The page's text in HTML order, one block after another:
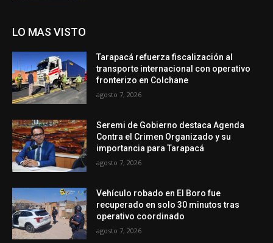
LO MAS VISTO
Tarapacá refuerza fiscalización al
transporte internacional con operativo
fronterizo en Colchane
agosto 7, 2026
Seremi de Gobierno destaca Agenda
Contra el Crimen Organizado y su
importancia para Tarapacá
agosto 7, 2026
Vehículo robado en El Boro fue
recuperado en solo 30 minutos tras
operativo coordinado
agosto 7, 2026